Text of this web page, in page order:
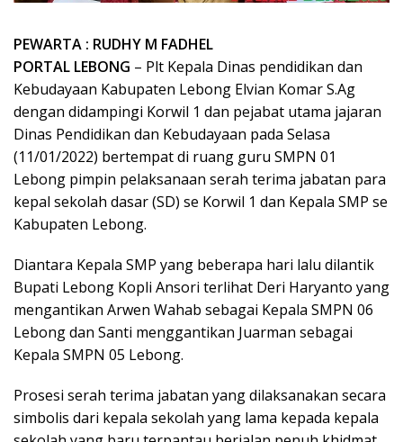
PEWARTA : RUDHY M FADHEL
PORTAL LEBONG – Plt Kepala Dinas pendidikan dan
Kebudayaan Kabupaten Lebong Elvian Komar S.Ag
dengan didampingi Korwil 1 dan pejabat utama jajaran
Dinas Pendidikan dan Kebudayaan pada Selasa
(11/01/2022) bertempat di ruang guru SMPN 01
Lebong pimpin pelaksanaan serah terima jabatan para
kepal sekolah dasar (SD) se Korwil 1 dan Kepala SMP se
Kabupaten Lebong.
Diantara Kepala SMP yang beberapa hari lalu dilantik
Bupati Lebong Kopli Ansori terlihat Deri Haryanto yang
mengantikan Arwen Wahab sebagai Kepala SMPN 06
Lebong dan Santi menggantikan Juarman sebagai
Kepala SMPN 05 Lebong.
Prosesi serah terima jabatan yang dilaksanakan secara
simbolis dari kepala sekolah yang lama kepada kepala